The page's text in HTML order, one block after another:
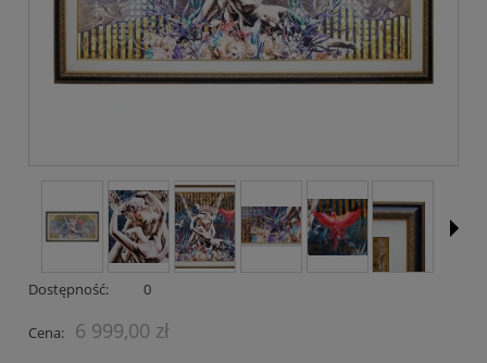
Dostępność: 0
Cena: 6 999,00 zł